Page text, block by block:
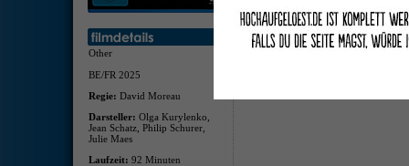
Other
BE/FR 2025
Regie: David Moreau
Darsteller: Olga Kurylenko,
Jean Schatz, Philip Schurer,
Julie Maes
Laufzeit: 92 Minuten